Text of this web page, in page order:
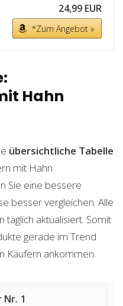
24,99 EUR
*Zum Angebot »
Hahn
übersichtliche Tabelle
mit Hahn
Sie eine bessere
besser vergleichen. Alle
aktualisiert. Somit
gerade im Trend
Käufern ankommen.
1